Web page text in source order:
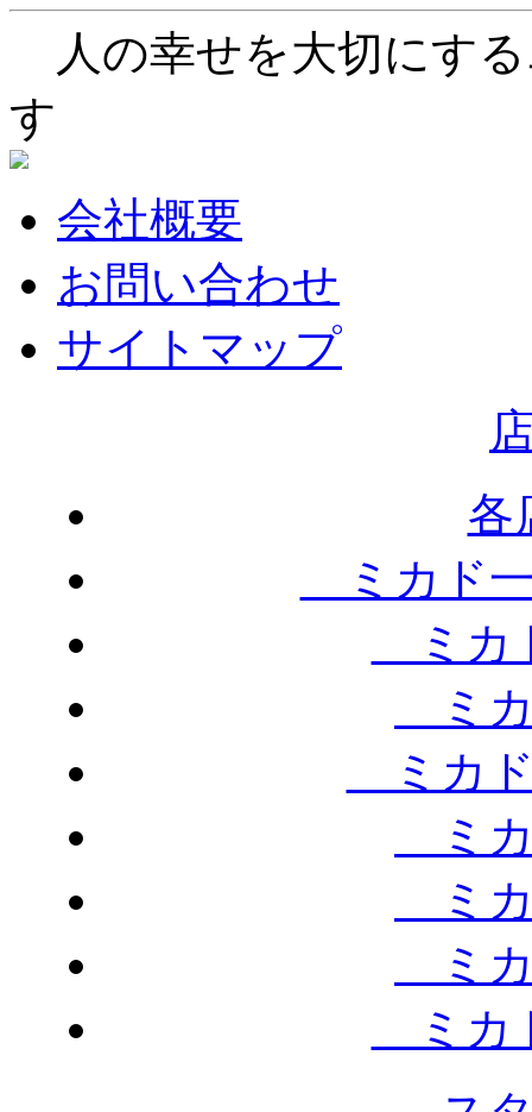
人の幸せを大切にす
す
会社概要
お問い合わせ
サイトマップ
各
ミカド
ミカ
ミカ
ミカド
ミカ
ミカ
ミカ
ミカ